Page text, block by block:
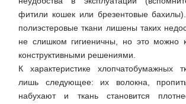
фитили кошек или брезентовые
полиэстеровые ткани лишены таких
не слишком гигиеничны, но это можно
конструктивными решениями.
К характеристике хлопчатобумажных
лишь следующее: их волокна,
набухают и ткань становится